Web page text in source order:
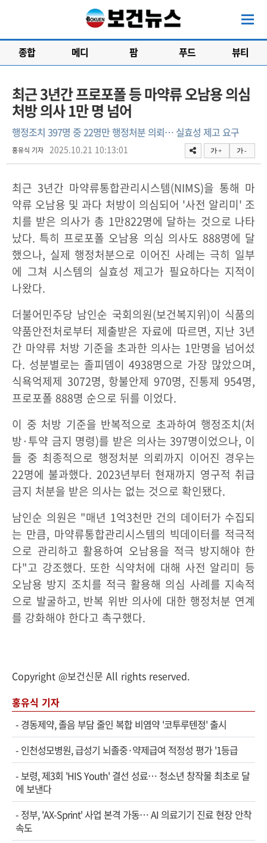
종합 메디 팜 푸드 뷰티
최근 3년간 프로포폴 등 마약류 오남용 의심
처방 의사 1만 명 넘어
행정조치 397명 중 22명만 행정처분 의뢰… 실효성 제고 요구
홍유식 기자 2025.10.21 10:13:01 가 + 가 -
최근 3년간 마약류통합관리시스템(NIMS)을 통해 마
약류 오남용 및 과다 처방이 의심되어 '사전 알리미' 조
치를 받은 의사가 총 1만822명에 달하는 것으로 나타
났다. 특히 프로포폴 오남용 의심 의사도 888명에 달
했으나, 실제 행정처분으로 이어진 사례는 극히 일부
에 그쳐 시스템의 실효성 제고가 필요하다는 지적이
나왔다.
더불어민주당 남인순 국회의원(보건복지위)이 식품의
약품안전처로부터 제출받은 자료에 따르면, 지난 3년
간 마약류 처방 기준을 초과한 의사는 1만명을 넘어섰
다. 성분별로는 졸피뎀이 4938명으로 가장 많았으며,
식욕억제제 3072명, 항불안제 970명, 진통제 954명,
프로포폴 888명 순으로 뒤를 이었다.
이 중 처방 기준을 반복적으로 초과하여 행정조치(처
방·투약 금지 명령)를 받은 의사는 397명이었으나, 이
들 중 최종적으로 행정처분 의뢰까지 이어진 경우는
22명에 불과했다. 2023년부터 현재까지 영구적 취급
금지 처분을 받은 의사는 없는 것으로 확인됐다.
남인순 의원은 "매년 1억3천만 건의 데이터가 수집되
는 만큼, 마약류통합관리시스템의 빅데이터를 적극적
으로 관리하고 활용하여 오남용을 적극 방지해야 한
다"고 강조했다. 또한 식약처에 대해 사전 알리미 등
오남용 방지 조치를 적극 활용해 의심 사례를 지속적
으로 발굴하고, 반복 위반 의사에 대한 행정처분 연계
를 강화해야 한다고 촉구했다.
Copyright @보건신문 All rights reserved.
홍유식 기자
- 경동제약, 졸음 부담 줄인 복합 비염약 '코투루텐정' 출시
- 인천성모병원, 급성기 뇌졸중·약제급여 적정성 평가 '1등급
-보령, 제3회 'HIS Youth' 결선 성료… 청소년 창작물 최초로 달
에 보낸다
- 정부, 'AX-Sprint' 사업 본격 가동… AI 의료기기 진료 현장 안착
속도